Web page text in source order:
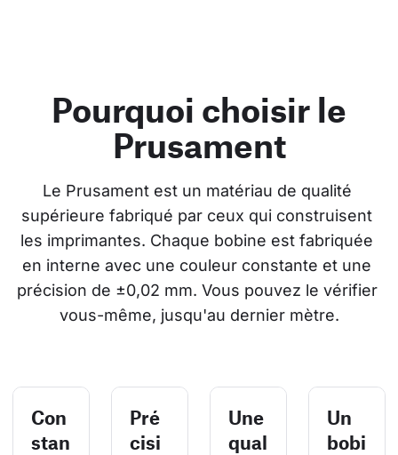
Pourquoi choisir le
Prusament
Le Prusament est un matériau de qualité
supérieure fabriqué par ceux qui construisent
les imprimantes. Chaque bobine est fabriquée
en interne avec une couleur constante et une
précision de ±0,02 mm. Vous pouvez le vérifier
vous-même, jusqu'au dernier mètre.
Con
stan
Pré
cisi
Une
qual
Un
bobi